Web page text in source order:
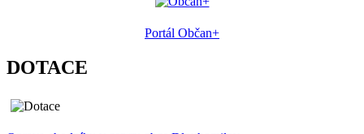
Portál Občan+
DOTACE